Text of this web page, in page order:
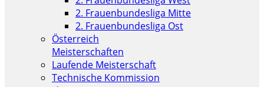
2. Frauenbundesliga Mitte
2. Frauenbundesliga Ost
Österreich
Meisterschaften
Laufende Meisterschaft
Technische Kommission